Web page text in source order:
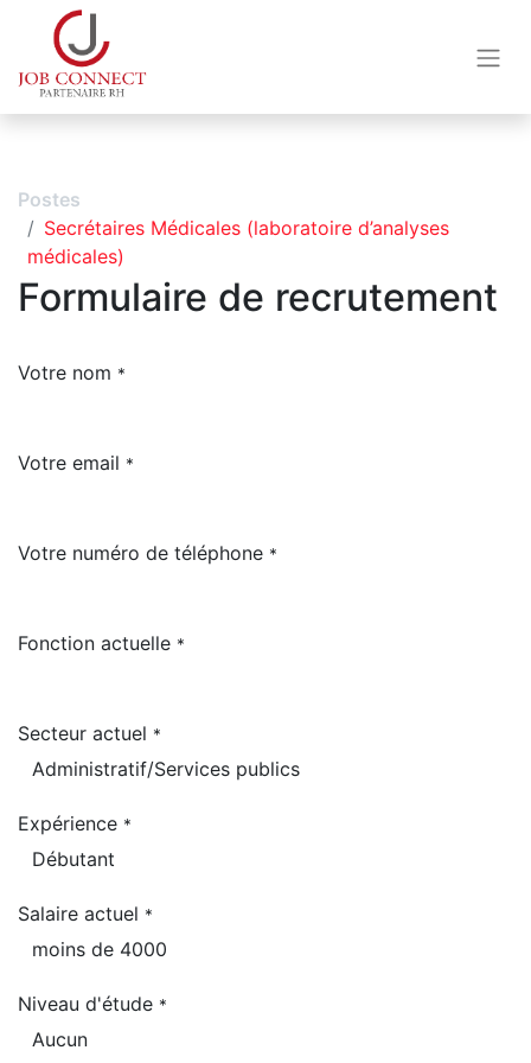
Postes
Secrétaires Médicales (laboratoire d’analyses
médicales)
Formulaire de recrutement
Votre nom *
Votre email *
Votre numéro de téléphone *
Fonction actuelle *
Secteur actuel *
Expérience *
Salaire actuel *
Niveau d'étude *